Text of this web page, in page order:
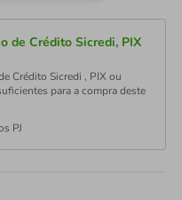
de Crédito Sicredi, PIX
Crédito Sicredi , PIX ou
para a compra deste
PJ